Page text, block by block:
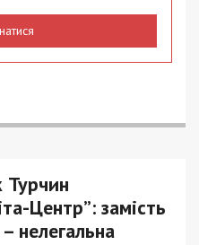
Турчин
Центр”: замість
нелегальна